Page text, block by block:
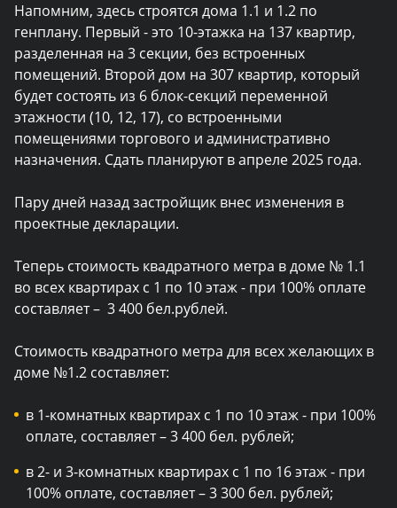
Напомним, здесь строятся дома 1.1 и 1.2 по
генплану. Первый - это 10-этажка на 137 квартир,
разделенная на 3 секции, без встроенных
помещений. Второй дом на 307 квартир, который
будет состоять из 6 блок-секций переменной
этажности (10, 12, 17), со встроенными
помещениями торгового и административно
назначения. Сдать планируют в апреле 2025 года.
Пару дней назад застройщик внес изменения в
проектные декларации.
Теперь стоимость квадратного метра в доме № 1.1
во всех квартирах с 1 по 10 этаж - при 100% оплате
составляет– 3 400 бел.рублей.
Стоимость квадратного метра для всех желающих в
доме №1.2 составляет:
в 1-комнатных квартирах с 1 по 10 этаж - при 100%
оплате, составляет – 3 400 бел. рублей;
в 2- и 3-комнатных квартирах с 1 по 16 этаж - при
100% оплате, составляет – 3 300 бел. рублей;